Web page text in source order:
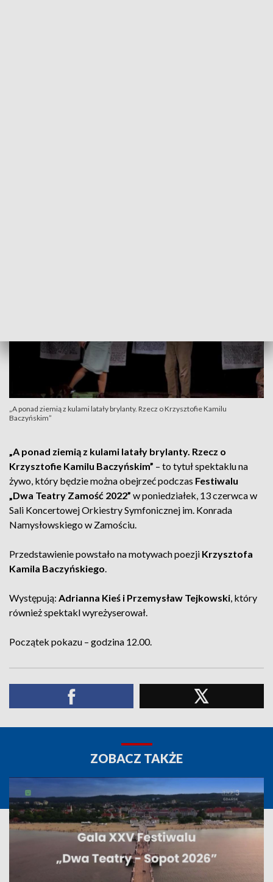
„A ponad ziemią z kulami latały brylanty. Rzecz o Krzysztofie Kamilu
Baczyńskim”
„A ponad ziemią z kulami latały brylanty. Rzecz o
Krzysztofie Kamilu Baczyńskim” – to tytuł spektaklu na
żywo, który będzie można obejrzeć podczas Festiwalu
„Dwa Teatry Zamość 2022” w poniedziałek, 13 czerwca w
Sali Koncertowej Orkiestry Symfonicznej im. Konrada
Namysłowskiego w Zamościu.
Przedstawienie powstało na motywach poezji Krzysztofa
Kamila Baczyńskiego.
Występują: Adrianna Kieś i Przemysław Tejkowski, który
również spektakl wyreżyserował.
Początek pokazu – godzina 12.00.
ZOBACZ TAKŻE